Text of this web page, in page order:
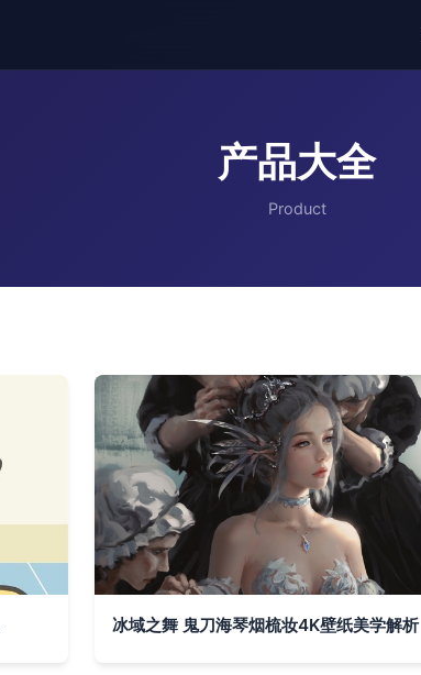
产品大全
Product
冰域之舞 鬼刀海琴烟梳妆4K壁纸美学解析